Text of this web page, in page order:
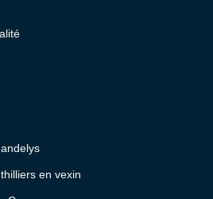
en vexin